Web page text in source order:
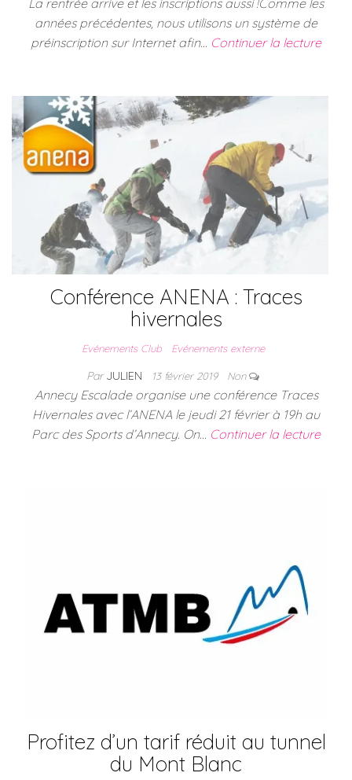
années précédentes, nous utilisons un système de
préinscription sur Internet afin… Continuer la lecture
Conférence ANENA : Traces
hivernales
Evénements Club Evénements externe
ParJULIEN 13 février 2019 Non
Annecy Escalade organise une conférence Traces
Hivernales avec l’ANENA le jeudi 21 février à 19h au
Parc des Sports d’Annecy. On… Continuer la lecture
Profitez d’un tarif réduit au tunnel
du Mont Blanc